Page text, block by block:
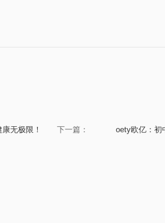
无极限！ 下一篇： oety欧亿：初